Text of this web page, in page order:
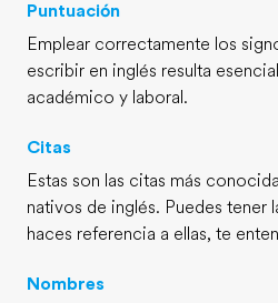
Puntuación
Emplear correctamente los
escribir en inglés resulta
académico y laboral.
Citas
Estas son las citas más
nativos de inglés. Puedes tener
haces referencia a ellas, te
Nombres